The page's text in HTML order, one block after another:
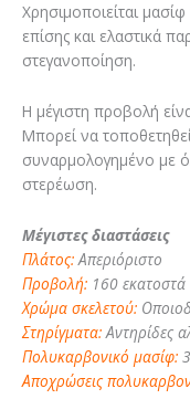
Χρησιμοποιείται
επίσης και ελαστικά
στεγανοποίηση.
Η μέγιστη προβολή
Μπορεί να
συναρμολογημένο με
στερέωση.
Μέγιστες διαστάσεις
Πλάτος:Απεριόριστο
Προβολή: 160 εκατοστά
Χρώμα σκελετού:
Στηρίγματα:Αντηρίδες
Πολυκαρβονικό μασίφ:
Αποχρώσεις